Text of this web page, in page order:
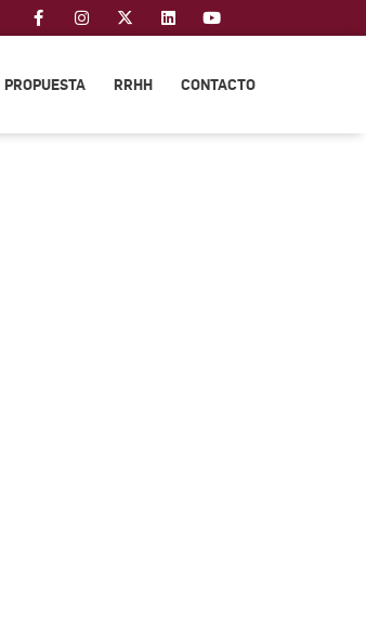
PROPUESTA RRHH CONTACTO